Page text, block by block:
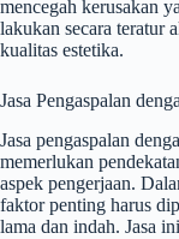
mencegah kerusakan
lakukan secara teratur
kualitas estetika.
Jasa Pengaspalan
Jasa pengaspalan
memerlukan
aspek pengerjaan.
faktor penting harus
lama dan indah. Jasa